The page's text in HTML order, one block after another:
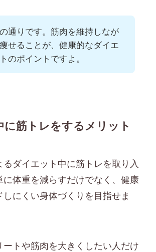
通りです。筋肉を維持しなが
せることが、健康的なダイエ
のポイントですよ。
筋トレをするメリット
ダイエット中に筋トレを取り入
に体重を減らすだけでなく、健康
にくい身体づくりを目指せま
トや筋肉を大きくしたい人だけ